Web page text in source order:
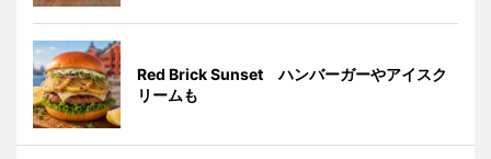
Red Brick Sunset ハンバーガーやアイスク
リームも